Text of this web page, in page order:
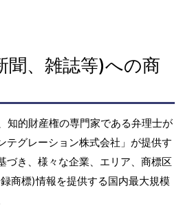
聞、雑誌等)への商
知的財産権の専門家である弁理士が
テグレーション株式会社」が提供す
づき、様々な企業、エリア、商標区
商標)情報を提供する国内最大規模